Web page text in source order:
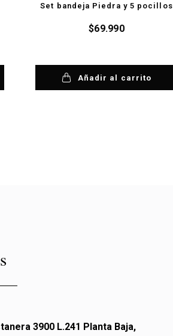
Set bandeja Piedra y 5 pocillos
$69.990
Añadir al carrito
3900 L.241 Planta Baja,